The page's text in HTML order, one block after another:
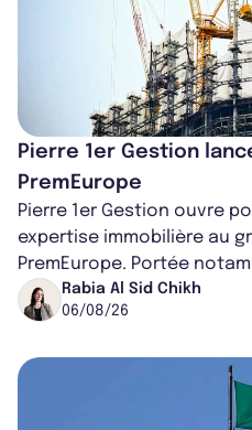
Pierre 1er Gestion
PremEurope
Pierre 1er Gestion ouvre
expertise immobilière au
PremEurope. Portée
ancien directeur des
Rabia Al Sid Chikh
06/08/26